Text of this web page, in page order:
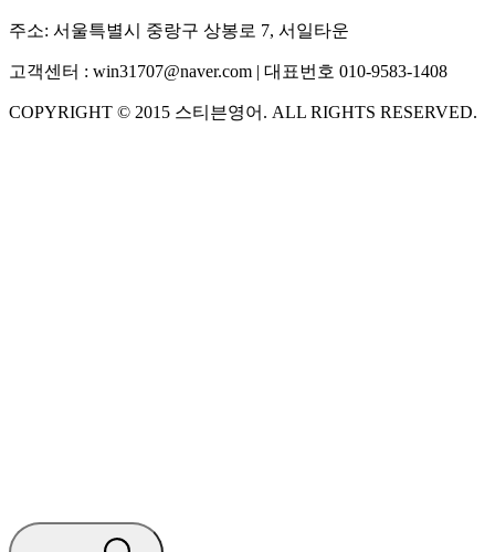
주소: 서울특별시 중랑구 상봉로 7, 서일타운
고객센터 : win31707@naver.com | 대표번호 010-9583-1408
COPYRIGHT © 2015 스티븐영어 . ALL RIGHTS RESERVED.